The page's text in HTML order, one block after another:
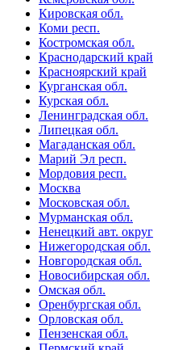
Кировская обл.
Коми респ.
Костромская обл.
Краснодарский край
Красноярский край
Курганская обл.
Курская обл.
Ленинградская обл.
Липецкая обл.
Магаданская обл.
Марий Эл респ.
Мордовия респ.
Москва
Московская обл.
Мурманская обл.
Ненецкий авт. округ
Нижегородская обл.
Новгородская обл.
Новосибирская обл.
Омская обл.
Оренбургская обл.
Орловская обл.
Пензенская обл.